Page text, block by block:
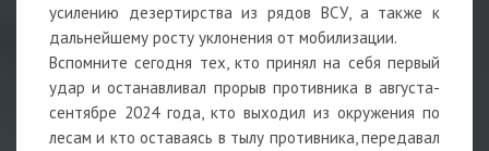
усилению дезертирства из рядов ВСУ, а также к
дальнейшему росту уклонения от мобилизации.
Вспомните сегодня тех, кто принял на себя первый
удар и останавливал прорыв противника в августа-
сентябре 2024 года, кто выходил из окружения по
лесам и кто оставаясь в тылу противника, передавал